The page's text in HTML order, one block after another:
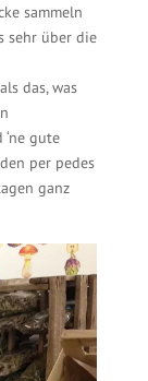
sammeln
sehr über die
das, was
gute
per pedes
ganz